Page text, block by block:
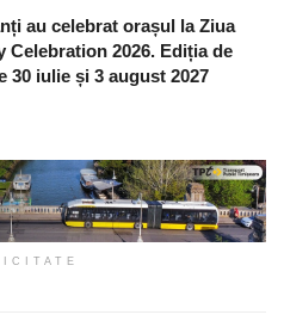
au celebrat orașul la Ziua
Celebration 2026. Ediția de
30 iulie și 3 august 2027